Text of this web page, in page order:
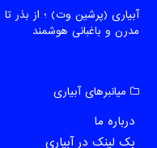
آبیاری (پرشین وت) ؛ از بذر
مدرن و باغبانی هوشمند
میانبرهای آبیاری
درباره ما
بک لینک در آبیاری